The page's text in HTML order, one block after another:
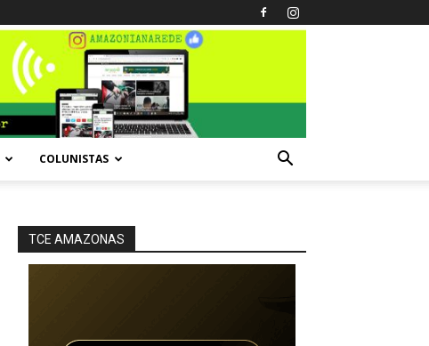
COLUNISTAS
TCE AMAZONAS